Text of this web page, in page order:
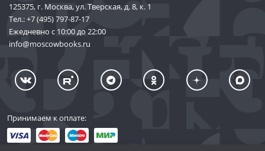
125375, г. Москва, ул. Тверская, д. 8, к. 1
Тел.:+7 (495) 797-87-17
Ежедневно с 10:00 до 22:00
info@moscowbooks.ru
Принимаем к оплате: